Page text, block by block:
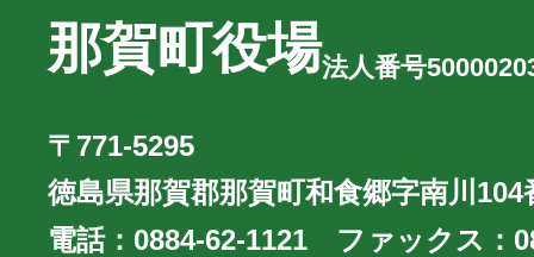
那賀町役場法人番号
〒771-5295
徳島県那賀郡那賀町和食郷字南川104
電話： 0884-62-1121 ファックス：